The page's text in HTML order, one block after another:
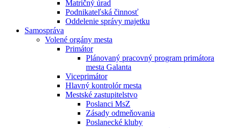
Matričný úrad
Podnikateľská činnosť
Oddelenie správy majetku
Samospráva
Volené orgány mesta
Primátor
Plánovaný pracovný program primátora
mesta Galanta
Viceprimátor
Hlavný kontrolór mesta
Mestské zastupitelstvo
Poslanci MsZ
Zásady odmeňovania
Poslanecké kluby